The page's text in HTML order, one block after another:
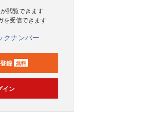
閲覧できます
を受信できます
クナンバー
録 無料
イン